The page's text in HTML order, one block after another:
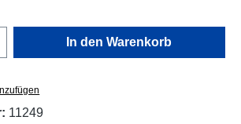
Gib den gewünschten
In den Warenkorb
11249